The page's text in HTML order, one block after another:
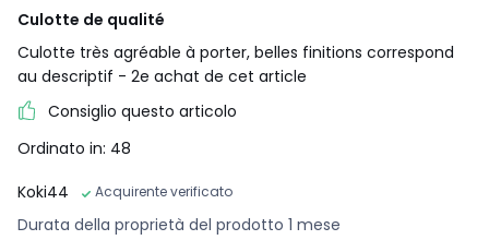
Culotte de qualité
Culotte très agréable à porter, belles finitions correspond
au descriptif - 2e achat de cet article
Consiglio questo articolo
Ordinato in: 48
Koki44
Acquirente verificato
Durata della proprietà del prodotto 1 mese